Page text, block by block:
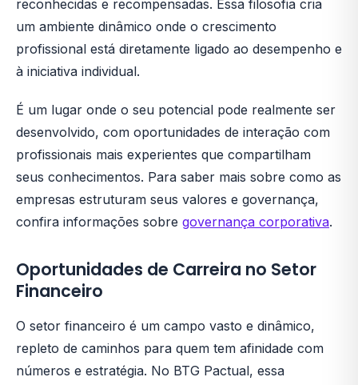
reconhecidas e recompensadas. Essa filosofia cria
um ambiente dinâmico onde o crescimento
profissional está diretamente ligado ao desempenho e
à iniciativa individual.
É um lugar onde o seu potencial pode realmente ser
desenvolvido, com oportunidades de interação com
profissionais mais experientes que compartilham
seus conhecimentos. Para saber mais sobre como as
empresas estruturam seus valores e governança,
confira informações sobre governança corporativa.
Oportunidades de Carreira no Setor
Financeiro
O setor financeiro é um campo vasto e dinâmico,
repleto de caminhos para quem tem afinidade com
números e estratégia. No BTG Pactual, essa